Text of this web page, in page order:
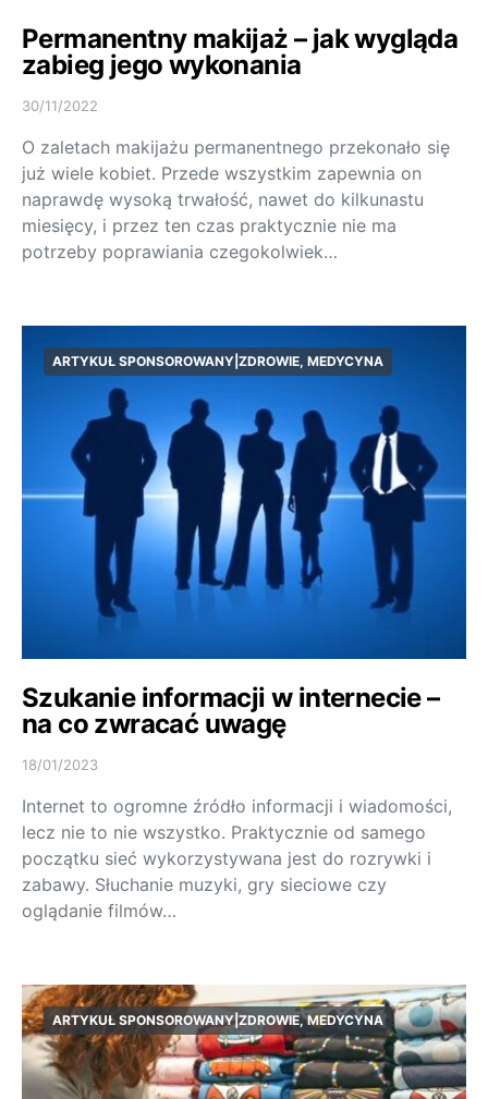
Permanentny makijaż – jak wygląda
zabieg jego wykonania
30/11/2022
O zaletach makijażu permanentnego przekonało się
już wiele kobiet. Przede wszystkim zapewnia on
naprawdę wysoką trwałość, nawet do kilkunastu
miesięcy, i przez ten czas praktycznie nie ma
potrzeby poprawiania czegokolwiek…
ARTYKUŁ SPONSOROWANY|ZDROWIE, MEDYCYNA
Szukanie informacji w internecie –
na co zwracać uwagę
18/01/2023
Internet to ogromne źródło informacji i wiadomości,
lecz nie to nie wszystko. Praktycznie od samego
początku sieć wykorzystywana jest do rozrywki i
zabawy. Słuchanie muzyki, gry sieciowe czy
oglądanie filmów…
ARTYKUŁ SPONSOROWANY|ZDROWIE, MEDYCYNA